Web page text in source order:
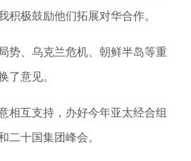
积极鼓励他们拓展对华合作。
势、乌克兰危机、朝鲜半岛等重
了意见。
相互支持，办好今年亚太经合组
二十国集团峰会。